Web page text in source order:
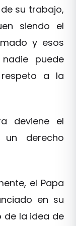
su trabajo,
siendo el
y esos
puede
a la
deviene el
derecho
el Papa
en su
la idea de